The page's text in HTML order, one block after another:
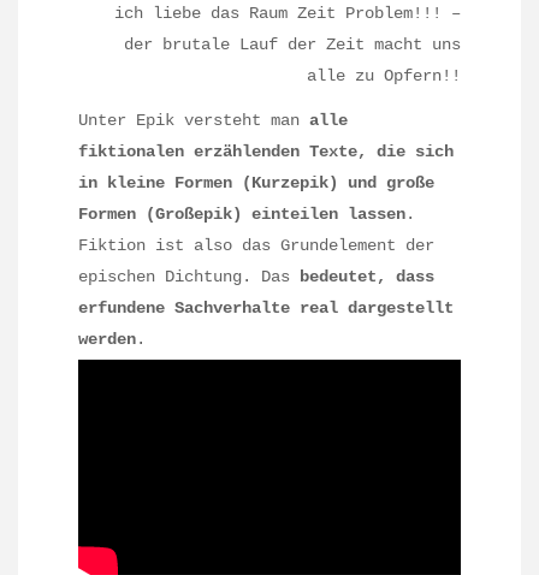
ich liebe das Raum Zeit Problem!!! –
der brutale Lauf der Zeit macht uns
alle zu Opfern!!
Unter Epik versteht man alle
fiktionalen erzählenden Texte, die sich
in kleine Formen (Kurzepik) und große
Formen (Großepik) einteilen lassen.
Fiktion ist also das Grundelement der
epischen Dichtung. Das bedeutet, dass
erfundene Sachverhalte real dargestellt
werden.